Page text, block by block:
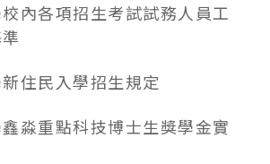
內各項招生考試試務人員工
住民入學招生規定
淼重點科技博士生獎學金實